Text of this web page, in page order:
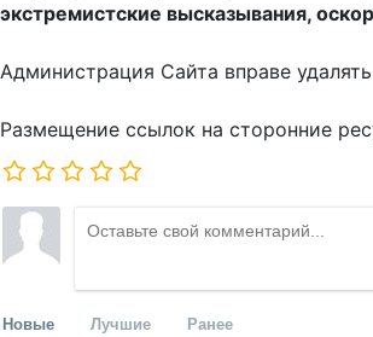
экстремистские высказывания,
Администрация Сайта вправе
Размещение ссылок на сторонние
Новые Лучшие Ранее